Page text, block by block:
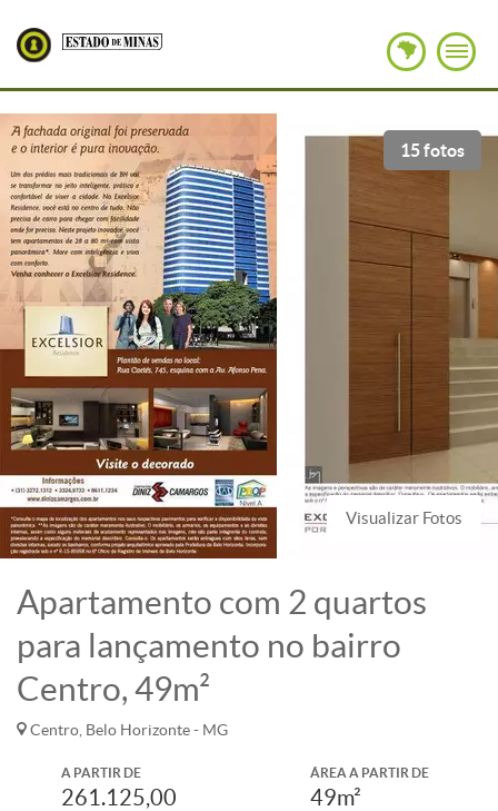
15 fotos
Visualizar Fotos
Apartamento com 2 quartos
para lançamento no bairro
Centro, 49m²
Centro, Belo Horizonte - MG
A PARTIR DE
261.125,00
ÁREA A PARTIR DE
49m²